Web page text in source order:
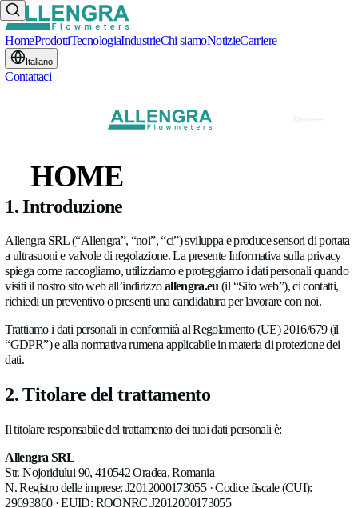
HomeProdottiTecnologiaIndustrieChi siamoNotizie
Italiano
HOME
PRODOTTI
TECNOLOGIA
INDUSTRIE
NOTIZIE
CARRIERE
CONTATTACI
ULTIMO AGGIORNAMENTO: 19 LUGLIO 2026
AGGIORNAMEN
1. Introduzione
Allengra SRL (“Allengra”, “noi”, “ci”) sviluppa e produce
a ultrasuoni e valvole di regolazione. La presente
spiega come raccogliamo, utilizziamo e proteggiamo i dati
visiti il nostro sito web all’indirizzo
“GDPR”) e alla normativa rumena applicabile in materia di
dati.
2. Titolare del trattamento